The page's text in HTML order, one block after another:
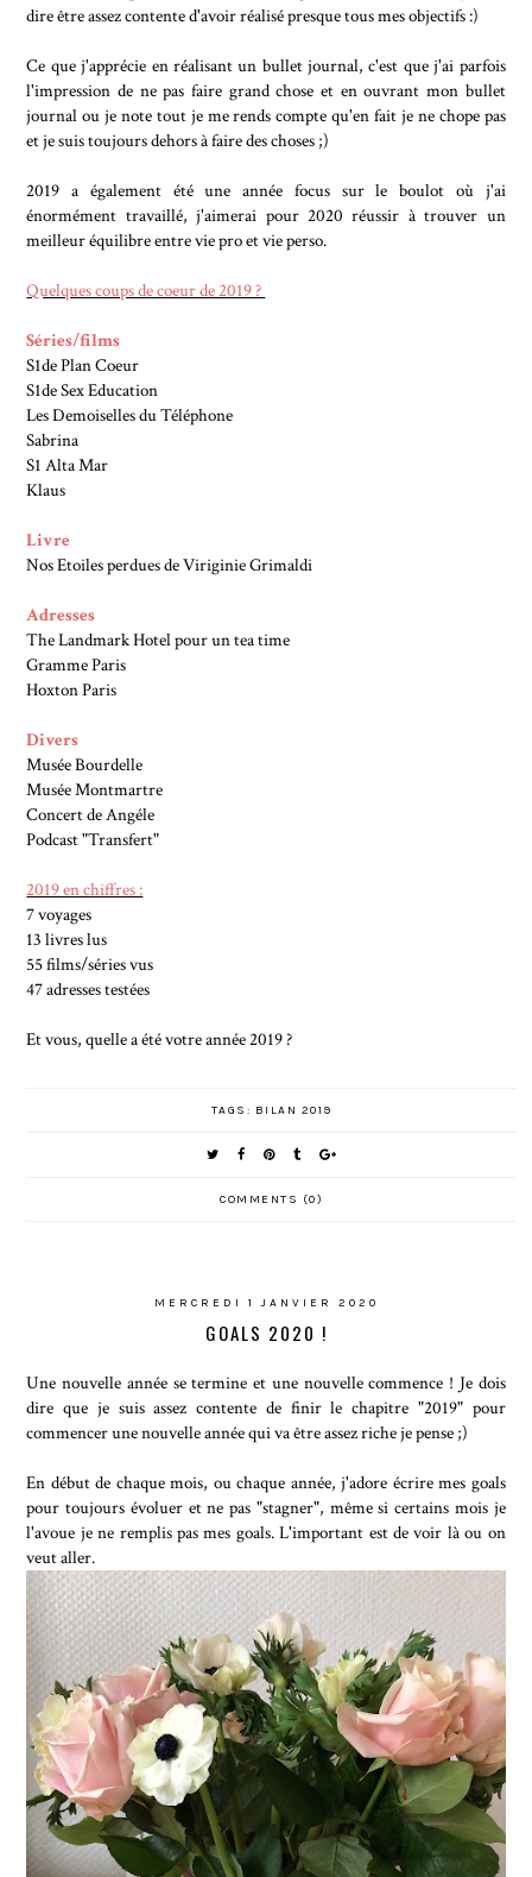
dire être assez contente d'avoir réalisé presque tous mes objectifs :)
Ce que j'apprécie en réalisant un bullet journal, c'est que j'ai parfois
l'impression de ne pas faire grand chose et en ouvrant mon bullet
journal ou je note tout je me rends compte qu'en fait je ne chope pas
et je suis toujours dehors à faire des choses ;)
2019 a également été une année focus sur le boulot où j'ai
énormément travaillé, j'aimerai pour 2020 réussir à trouver un
meilleur équilibre entre vie pro et vie perso.
Quelques coups de coeur de 2019 ?
Séries/films
S1de Plan Coeur
S1de Sex Education
Les Demoiselles du Téléphone
Sabrina
S1 Alta Mar
Klaus
Livre
Nos Etoiles perdues de Viriginie Grimaldi
Adresses
The Landmark Hotel pour un tea time
Gramme Paris
Hoxton Paris
Divers
Musée Bourdelle
Musée Montmartre
Concert de Angéle
Podcast "Transfert"
2019 en chiffres :
7 voyages
13 livres lus
55 films/séries vus
47 adresses testées
Et vous, quelle a été votre année 2019 ?
TAGS: BILAN 2019
COMMENTS (0)
MERCREDI 1 JANVIER 2020
GOALS 2020 !
Une nouvelle année se termine et une nouvelle commence ! Je dois
dire que je suis assez contente de finir le chapitre "2019" pour
commencer une nouvelle année qui va être assez riche je pense ;)
En début de chaque mois, ou chaque année, j'adore écrire mes goals
pour toujours évoluer et ne pas "stagner", même si certains mois je
l'avoue je ne remplis pas mes goals. L'important est de voir là ou on
veut aller.